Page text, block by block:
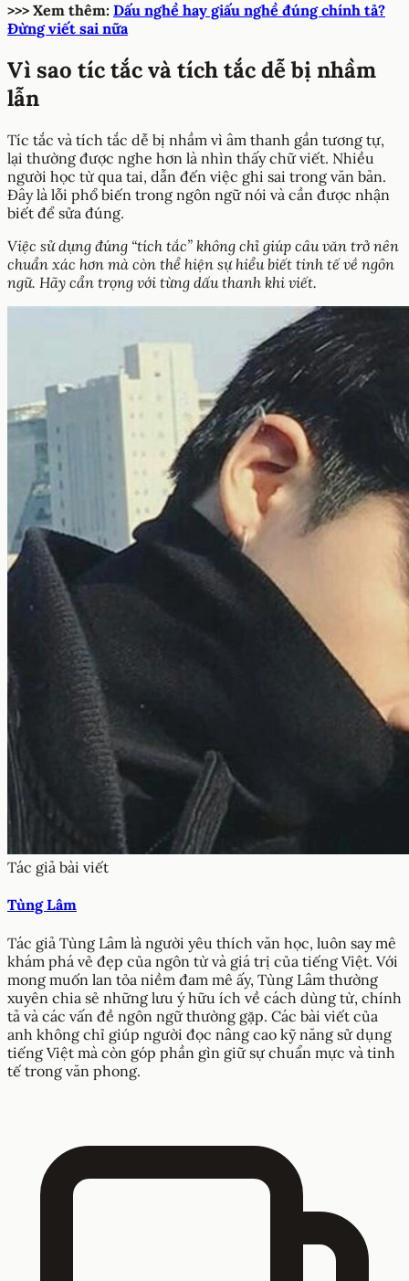
>>> Xem thêm: Dấu nghề hay giấu nghề đúng chính tả?
Đừng viết sai nữa
Vì sao tíc tắc và tích tắc dễ bị nhầm
lẫn
Tíc tắc và tích tắc dễ bị nhầm vì âm thanh gần tương tự,
lại thường được nghe hơn là nhìn thấy chữ viết. Nhiều
người học từ qua tai, dẫn đến việc ghi sai trong văn bản.
Đây là lỗi phổ biến trong ngôn ngữ nói và cần được nhận
biết để sửa đúng.
Việc sử dụng đúng “tích tắc” không chỉ giúp câu văn trở nên
chuẩn xác hơn mà còn thể hiện sự hiểu biết tinh tế về ngôn
ngữ. Hãy cẩn trọng với từng dấu thanh khi viết.
Tác giả bài viết
Tùng Lâm
Tác giả Tùng Lâm là người yêu thích văn học, luôn say mê
khám phá vẻ đẹp của ngôn từ và giá trị của tiếng Việt. Với
mong muốn lan tỏa niềm đam mê ấy, Tùng Lâm thường
xuyên chia sẻ những lưu ý hữu ích về cách dùng từ, chính
tả và các vấn đề ngôn ngữ thường gặp. Các bài viết của
anh không chỉ giúp người đọc nâng cao kỹ năng sử dụng
tiếng Việt mà còn góp phần gìn giữ sự chuẩn mực và tinh
tế trong văn phong.